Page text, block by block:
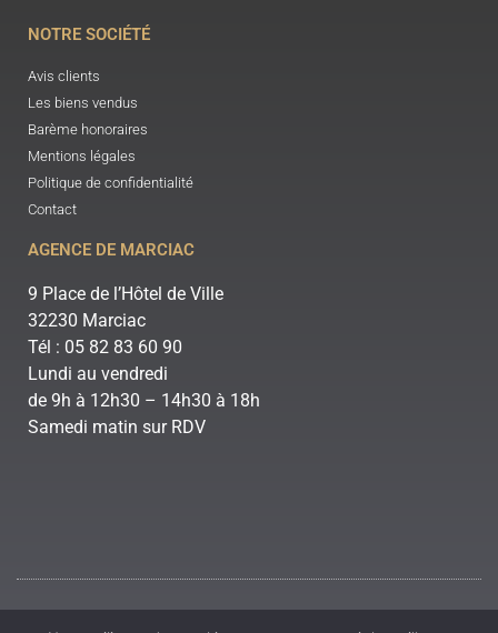
NOTRE SOCIÉTÉ
Avis clients
Les biens vendus
Barème honoraires
Mentions légales
Politique de confidentialité
Contact
AGENCE DE MARCIAC
9 Place de l’Hôtel de Ville
32230 Marciac
Tél : 05 82 83 60 90
Lundi au vendredi
de 9h à 12h30 – 14h30 à 18h
Samedi matin sur RDV